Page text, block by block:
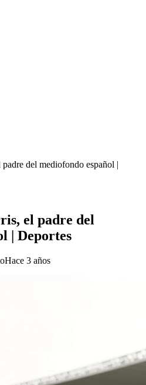
del mediofondo español |
el padre del
| Deportes
Hace 3 años